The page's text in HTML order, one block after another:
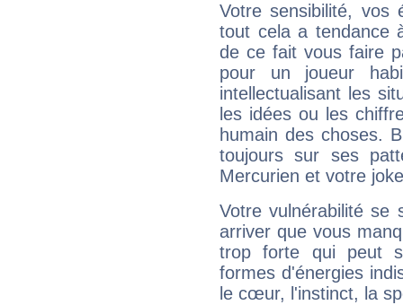
Votre sensibilité,
tout cela a tendance
de ce fait vous faire
pour un joueur
intellectualisant les
les idées ou les
humain des choses.
toujours sur ses
Mercurien et votre
Votre vulnérabilité se
arriver que vous
trop forte qui peut
formes d'énergies
le cœur, l'instinct, la